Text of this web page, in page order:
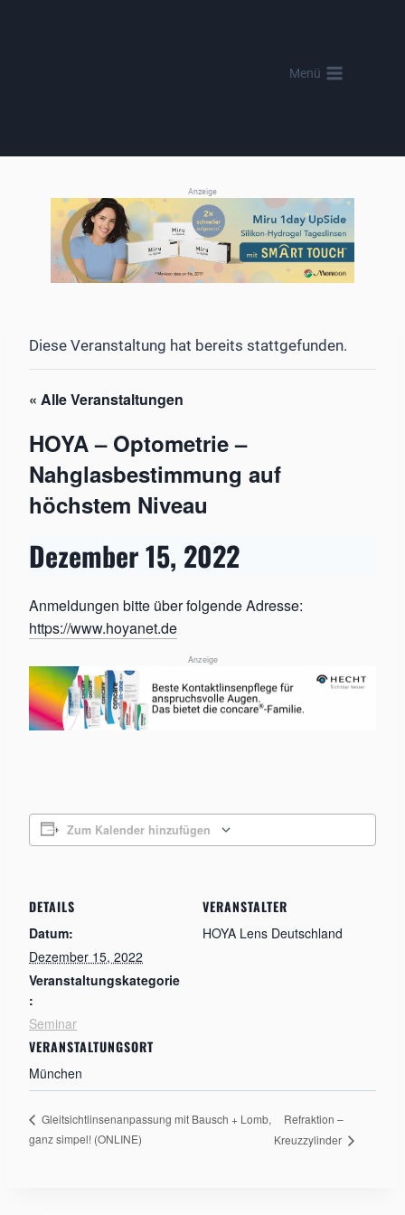
Menü
Anzeige
Diese Veranstaltung hat bereits stattgefunden.
« Alle Veranstaltungen
HOYA – Optometrie –
Nahglasbestimmung auf
höchstem Niveau
Dezember 15, 2022
Anmeldungen bitte über folgende Adresse:
https://www.hoyanet.de
Anzeige
Zum Kalender hinzufügen
DETAILS
Datum:
Dezember 15, 2022
Veranstaltungskategorie
:
Seminar
VERANSTALTUNGSORT
München
VERANSTALTER
HOYA Lens Deutschland
Gleitsichtlinsenanpassung mit Bausch + Lomb,
ganz simpel! (ONLINE)
Refraktion –
Kreuzzylinder